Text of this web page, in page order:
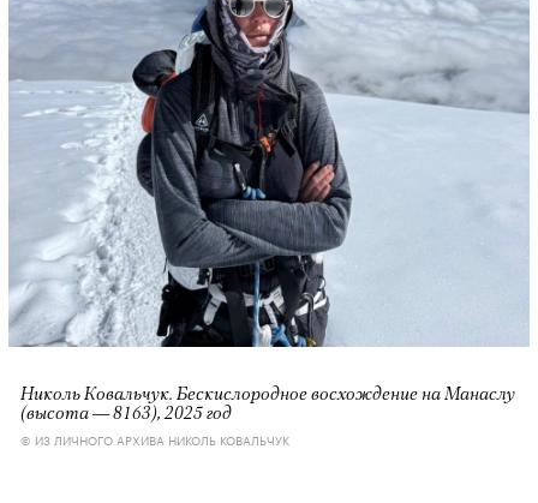
Николь Ковальчук. Бескислородное восхождение на Манаслу
(высота — 8163), 2025 год
© ИЗ ЛИЧНОГО АРХИВА НИКОЛЬ КОВАЛЬЧУК